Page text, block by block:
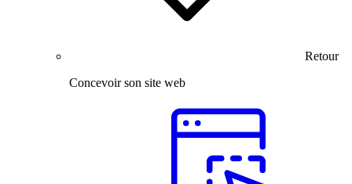
Retour
Concevoir son site web